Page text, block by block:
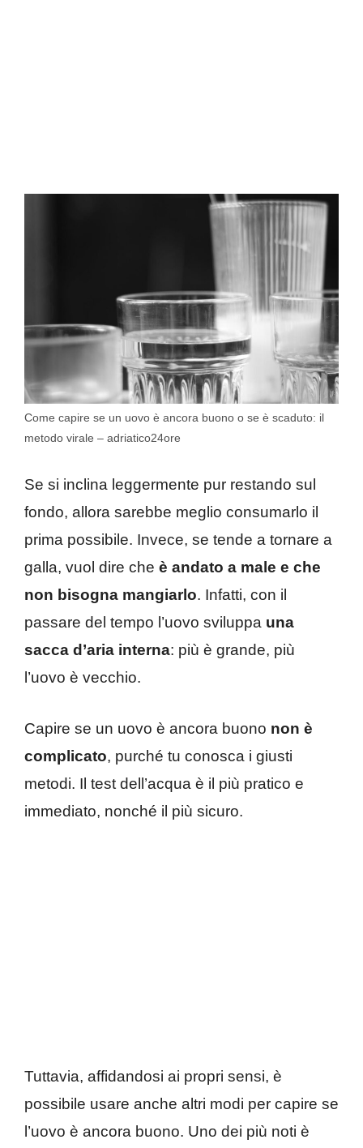
Come capire se un uovo è ancora buono o se è scaduto: il
metodo virale – adriatico24ore
Se si inclina leggermente pur restando sul
fondo, allora sarebbe meglio consumarlo il
prima possibile. Invece, se tende a tornare a
galla, vuol dire che è andato a male e che
non bisogna mangiarlo. Infatti, con il
passare del tempo l’uovo sviluppa una
sacca d’aria interna: più è grande, più
l’uovo è vecchio.
Capire se un uovo è ancora buono non è
complicato, purché tu conosca i giusti
metodi. Il test dell’acqua è il più pratico e
immediato, nonché il più sicuro.
Tuttavia, affidandosi ai propri sensi, è
possibile usare anche altri modi per capire se
l’uovo è ancora buono. Uno dei più noti è